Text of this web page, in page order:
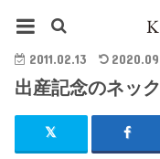
2011.02.13
出産記念のネッ